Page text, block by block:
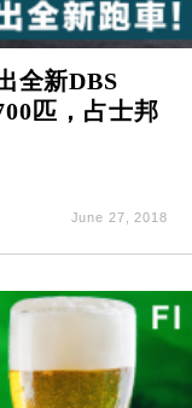
全新DBS
匹，占士邦
June 27, 2018